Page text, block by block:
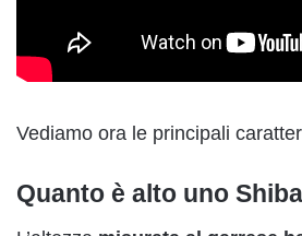
Vediamo ora le principali
Quanto è alto uno